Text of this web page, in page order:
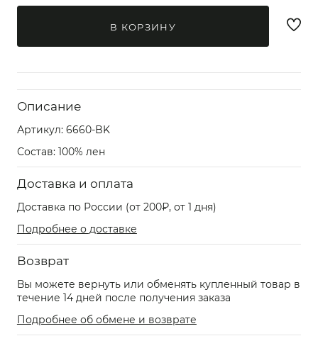
В КОРЗИНУ
Описание
Артикул: 6660-BK
Состав: 100% лен
Доставка и оплата
Доставка по России (от 200₽, от 1 дня)
Подробнее о доставке
Возврат
Вы можете вернуть или обменять купленный товар в
течение 14 дней после получения заказа
Подробнее об обмене и возврате